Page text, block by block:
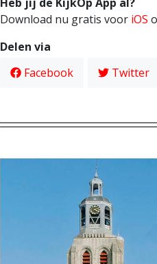
Download nu gratis voor iOS
Delen via
Facebook
Twitter